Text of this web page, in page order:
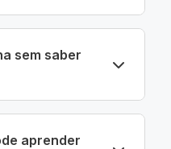
sem saber
aprender